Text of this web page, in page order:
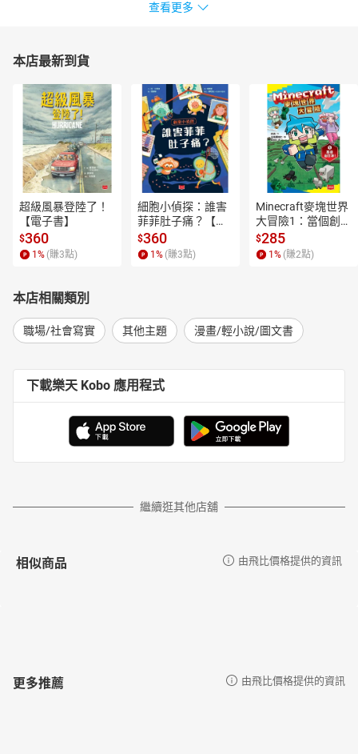
查看更多
本店最新到貨
超級風暴登陸了！
【電子書】
$360
1 % (賺3點)
細胞小偵探：誰害
菲菲肚子痛？【電
子書】
$360
1 % (賺3點)
Minecraft麥塊世界
大冒險1：當個創世
神！【電子書】
$285
1 % (賺2點)
本店相關類別
職場/社會寫實 其他主題 漫畫/輕小說/圖文書
下載樂天 Kobo 應用程式
繼續逛其他店舖
相似商品 由飛比價格提供的資訊
更多推薦 由飛比價格提供的資訊